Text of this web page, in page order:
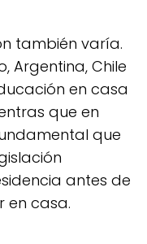
también varía.
Argentina, Chile
en casa
que en
que
antes de
en casa.